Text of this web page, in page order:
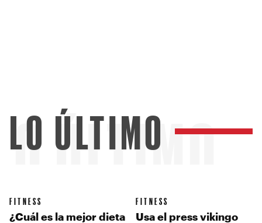
ÚLTIMO
LO ÚLTIMO
FITNESS
¿Cuál es la mejor dieta
FITNESS
Usa el press vikingo